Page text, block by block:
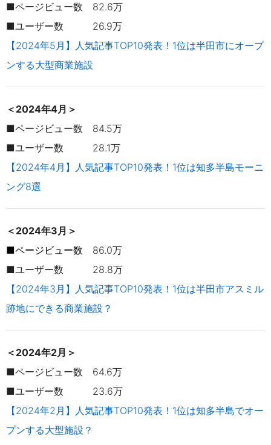
■ページビュー数 82.6万
■ユーザー数 26.9万
【2024年5月】人気記事TOP10発表！1位は半田市にオープ
ンする大型商業施設
＜2024年4月＞
■ページビュー数 84.5万
■ユーザー数 28.1万
【2024年4月】人気記事TOP10発表！1位は知多半島モーニ
ング8選
＜2024年3月＞
■ページビュー数 86.0万
■ユーザー数 28.8万
【2024年3月】人気記事TOP10発表！1位は半田市アスミル
跡地にできる商業施設？
＜2024年2月＞
■ページビュー数 64.6万
■ユーザー数 23.6万
【2024年2月】人気記事TOP10発表！1位は知多半島でオー
プンする大型施設？